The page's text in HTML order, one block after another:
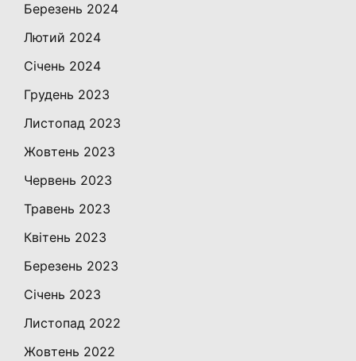
Березень 2024
Лютий 2024
Січень 2024
Грудень 2023
Листопад 2023
Жовтень 2023
Червень 2023
Травень 2023
Квітень 2023
Березень 2023
Січень 2023
Листопад 2022
Жовтень 2022